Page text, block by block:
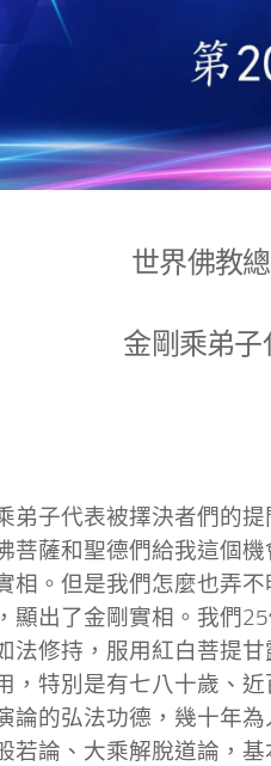
世界佛教
金剛乘弟子
弟子代表被擇決者們的
菩薩和聖德們給我這個
相。但是我們怎麼也弄
顯出了金剛實相。我們
法修持，服用紅白菩提
，特別是有七八十歲、
論的弘法功德，幾十年
若論、大乘解脫道論，